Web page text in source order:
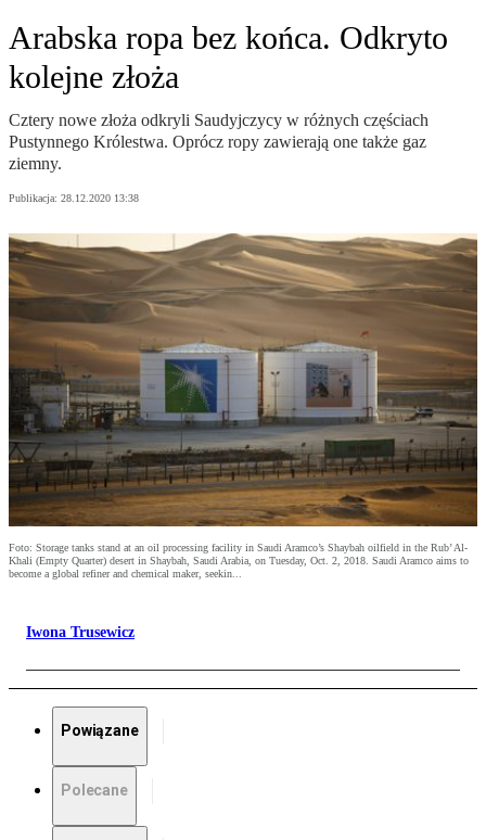
Arabska ropa bez końca. Odkryto
kolejne złoża
Cztery nowe złoża odkryli Saudyjczycy w różnych częściach
Pustynnego Królestwa. Oprócz ropy zawierają one także gaz
ziemny.
Publikacja: 28.12.2020 13:38
Foto: Storage tanks stand at an oil processing facility in Saudi Aramco’s Shaybah oilfield in the Rub’ Al-
Khali (Empty Quarter) desert in Shaybah, Saudi Arabia, on Tuesday, Oct. 2, 2018. Saudi Aramco aims to
become a global refiner and chemical maker, seekin...
Iwona Trusewicz
Powiązane
Polecane